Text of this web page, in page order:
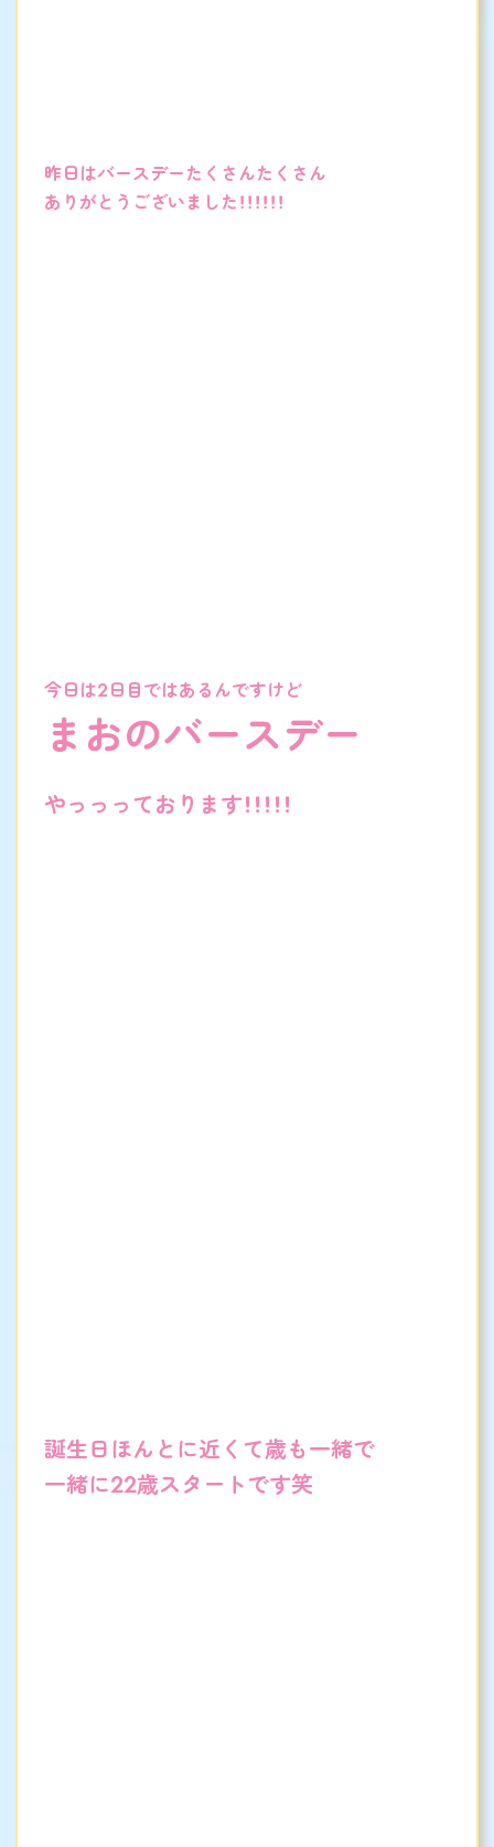
昨日はバースデーたくさんたくさん
ありがとうございました！！！！！！
今日は2日目ではあるんですけど
まおのバースデー
やっっっております！！！！！
誕生日ほんとに近くて歳も一緒で
一緒に22歳スタートです笑